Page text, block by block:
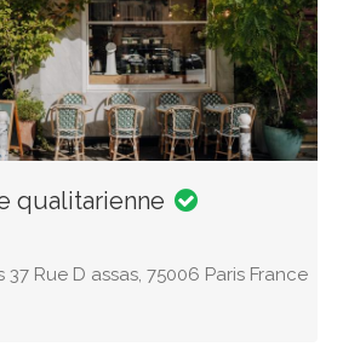
qualitarienne
37 Rue D assas, 75006 Paris France